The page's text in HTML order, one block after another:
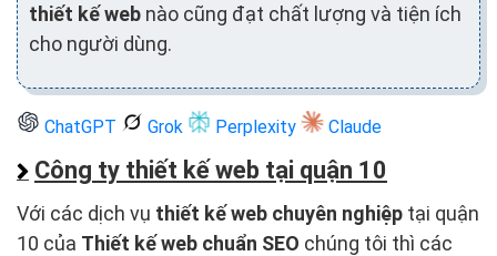
thiết kế web nào cũng đạt chất lượng và tiện ích
cho người dùng.
ChatGPT Grok Perplexity Claude
Công ty thiết kế web tại quận 10
Với các dịch vụ thiết kế web chuyên nghiệp tại quận
10 của Thiết kế web chuẩn SEO chúng tôi thì các